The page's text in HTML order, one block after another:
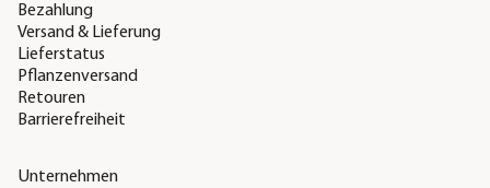
Bezahlung
Versand & Lieferung
Lieferstatus
Pflanzenversand
Retouren
Barrierefreiheit
Unternehmen